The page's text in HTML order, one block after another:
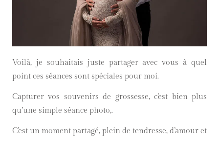
Voilà, je souhaitais juste partager avec vous à quel
point ces séances sont spéciales pour moi.
Capturer vos souvenirs de grossesse, c’est bien plus
qu’une simple séance photo,.
C’est un moment partagé, plein de tendresse, d’amour et